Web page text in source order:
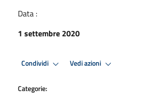
Data :
1 settembre 2020
Condividi Vedi azioni
Categorie: